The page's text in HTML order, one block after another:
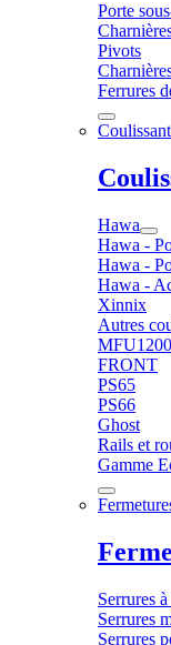
Porte
Pivots
Ferrures
Hawa
Hawa -
Hawa -
Hawa -
Xinnix
Autres
MFU1200
FRONT
PS65
PS66
Ghost
Rails et
Gamme
Serrures
Serrures
Serrures